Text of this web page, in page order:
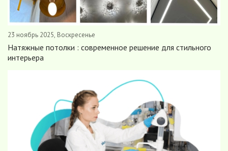
23 ноябрь 2025, Воскресенье
Натяжные потолки : современное решение для стильного
интерьера